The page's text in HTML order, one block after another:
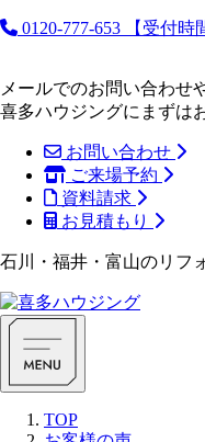
0120-777-653 【受付
メールでのお問い合わせ
喜多ハウジングにまずは
お問い合わせ
ご来場予約
資料請求
お見積もり
石川・福井・富山のリフ
TOP